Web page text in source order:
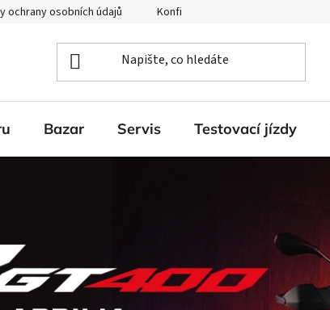
ochrany osobních údajů Konfigurátor Ducati
Bazar Servis Testovací jízdy